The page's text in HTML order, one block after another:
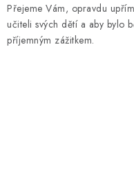
Přejeme Vám, opravdu
učiteli svých dětí a aby bylo
příjemným zážitkem.